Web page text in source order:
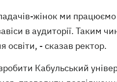
жінок ми
в аудиторії. Таким
- сказав ректор.
Кабульський